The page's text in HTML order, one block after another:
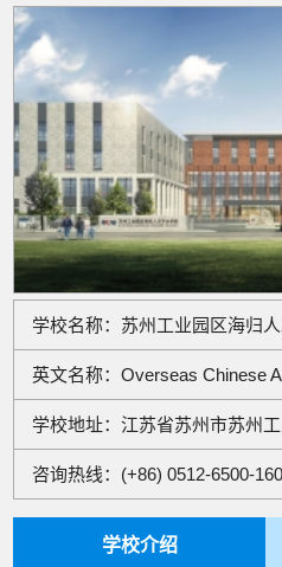
学校名称： 苏州工业园区海归
英文名称：Overseas Chinese
学校地址：江苏省苏州市苏州
咨询热线： (+86) 0512-6500-
学校介绍